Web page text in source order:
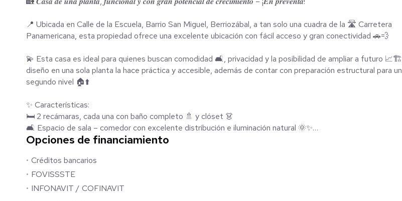
📍 Ubicada en Calle de la Escuela, Barrio San Miguel, Berriozábal, a tan solo una cuadra de la 🛣️ Carretera
Panamericana, esta propiedad ofrece una excelente ubicación con fácil acceso y gran conectividad 🚗💨
💫 Esta casa es ideal para quienes buscan comodidad 🛋️, privacidad y la posibilidad de ampliar a futuro 📈🏗️. Su
diseño en una sola planta la hace práctica y accesible, además de contar con preparación estructural para un
segundo nivel 🏠⬆️
✨ Características:
🛏️ 2 recámaras, cada una con baño completo 🚿 y clóset 👗
🛋️ Espacio de sala – comedor con excelente distribución e iluminación natural 🌞✨
🌿 Jardín interior tipo cubo de luz, que brinda armonía y frescura 🍃💚
💧 Pozo de 10 metros de profundidad
🚪 Portón y espacio para 1 auto 🚗
Opciones de financiamiento
Créditos bancarios
FOVISSSTE
INFONAVIT / COFINAVIT